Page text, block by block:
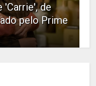
'Carrie', de
pelo Prime